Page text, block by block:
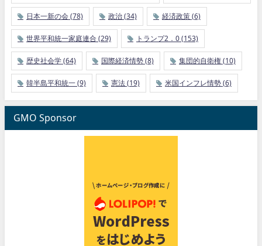
日本一新の会(78) 政治(34) 経済政策(6)
世界平和統一家庭連合 (29) トランプ2．0(153)
歴史社会学(64) 国際経済情勢(8) 集団的自衛権(10)
韓半島平和統一(9) 憲法(19) 米国インフレ情勢(6)
GMO Sponsor